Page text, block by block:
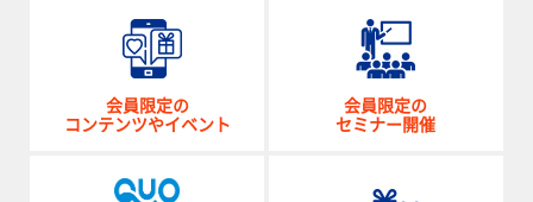
会員限定の
コンテンツやイベント
会員限定の
セミナー開催